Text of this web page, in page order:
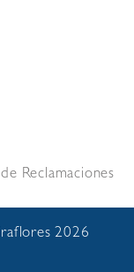
Reclamaciones
2026